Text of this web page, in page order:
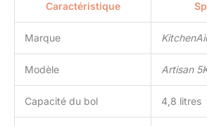
Caractéristique
Marque
Modèle Artisan
Capacité du bol 4,8 litres